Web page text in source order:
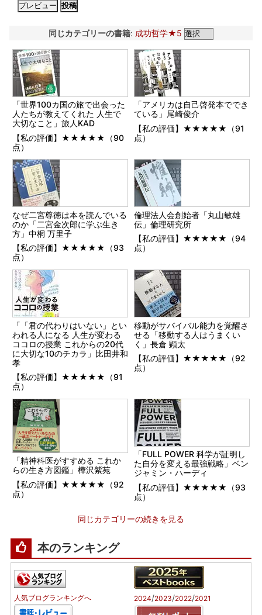
同じカテゴリーの書籍: 成功哲学★5
「世界100カ国の旅で出会った
人たちが教えてくれた 人生で
大切なこと」旅人KAD
【私の評価】★★★★★（90
点）
「アメリカは自己啓発本ででき
ている」尾崎俊介
【私の評価】★★★★★（91
点）
なぜ二宮尊徳は本を読んでいる
のか「二宮金次郎に学ぶ生き
方」中桐 万里子
【私の評価】★★★★★（93
点）
倫理法人会創始者「丸山敏雄
伝」倫理研究所
【私の評価】★★★★★（94
点）
「「君の代わりはいない」とい
われる人になる 人生が変わる
ココロの授業 これからの20代
に大切な10のチカラ」比田井和
孝
【私の評価】★★★★★（91
点）
移動がサバイバル能力を覚醒さ
せる「移動する人はうまくい
く」長倉 顕太
【私の評価】★★★★★（92
点）
「精神科医がすすめる これか
らの生き方図鑑」樺沢紫苑
【私の評価】★★★★★（92
点）
「FULL POWER 科学が証明し
た自分を変える最強戦略」ベン
ジャミン・ハーディ
【私の評価】★★★★★（93
点）
同じカテゴリーの続きを見る
本のランキング
人気ブログランキングへ 2024/2023/2022/2021